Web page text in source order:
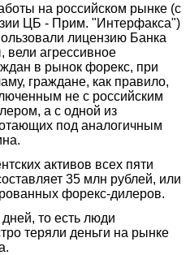
на российском рынке (с
ЦБ - Прим. "Интерфакса")
лицензию Банка
вели агрессивное
в рынок форекс, при
граждане, как правило,
не с российским
а с одной из
под аналогичным
активов всех пяти
35 млн рублей, или
форекс-дилеров.
то есть люди
теряли деньги на рынке